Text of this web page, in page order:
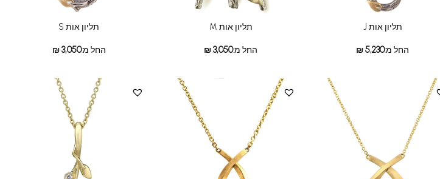
תליון אות J
החל מ: ₪5,230
תליון אות M
החל מ: ₪3,050
תליון אות S
החל מ: ₪3,050